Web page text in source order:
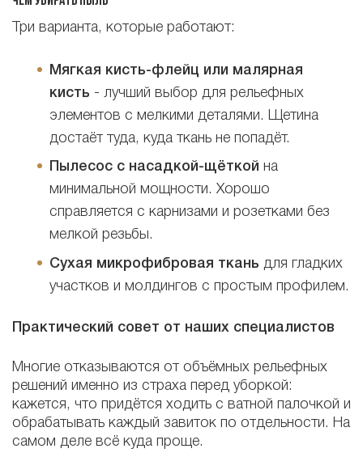
Три варианта, которые работают:
Мягкая кисть-флейц или малярная
кисть - лучший выбор для рельефных
элементов с мелкими деталями. Щетина
достаёт туда, куда ткань не попадёт.
Пылесос с насадкой-щёткой на
минимальной мощности. Хорошо
справляется с карнизами и розетками без
мелкой резьбы.
Сухая микрофибровая ткань для гладких
участков и молдингов с простым профилем.
Практический совет от наших специалистов
Многие отказываются от объёмных рельефных
решений именно из страха перед уборкой:
кажется, что придётся ходить с ватной палочкой и
обрабатывать каждый завиток по отдельности. На
самом деле всё куда проще.